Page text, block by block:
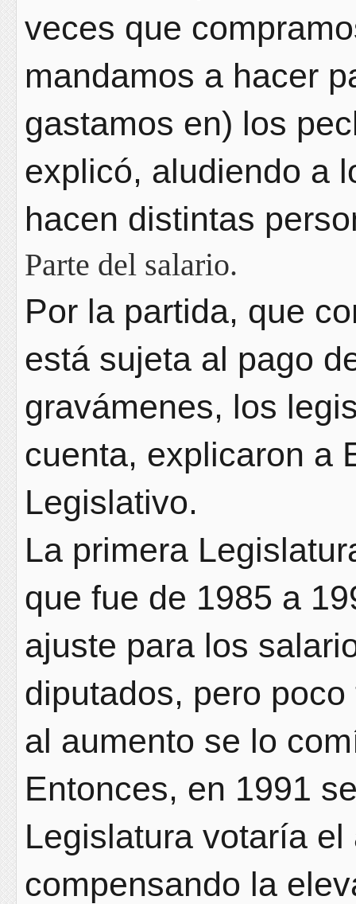
veces que
mandamos a hacer
gastamos en) los
explicó, aludiendo a
hacen distintas
Parte del salario.
Por la partida, que
está sujeta al pago
gravámenes, los
cuenta, explicaron a
Legislativo.
La primera
que fue de 1985 a
ajuste para los
diputados, pero
al aumento se lo
Entonces, en 1991
Legislatura votaría
compensando la